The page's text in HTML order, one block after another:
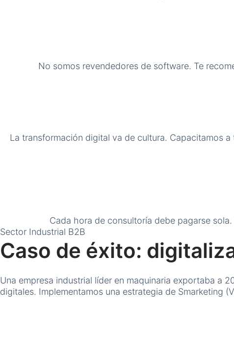
No somos revendedores de software. Te
La transformación digital va de cultura. Capacitamos
Cada hora de consultoría debe pagarse
Sector Industrial B2B
Caso de éxito:
Una empresa industrial líder en maquinaria exportaba a
digitales. Implementamos una estrategia de Smarketing